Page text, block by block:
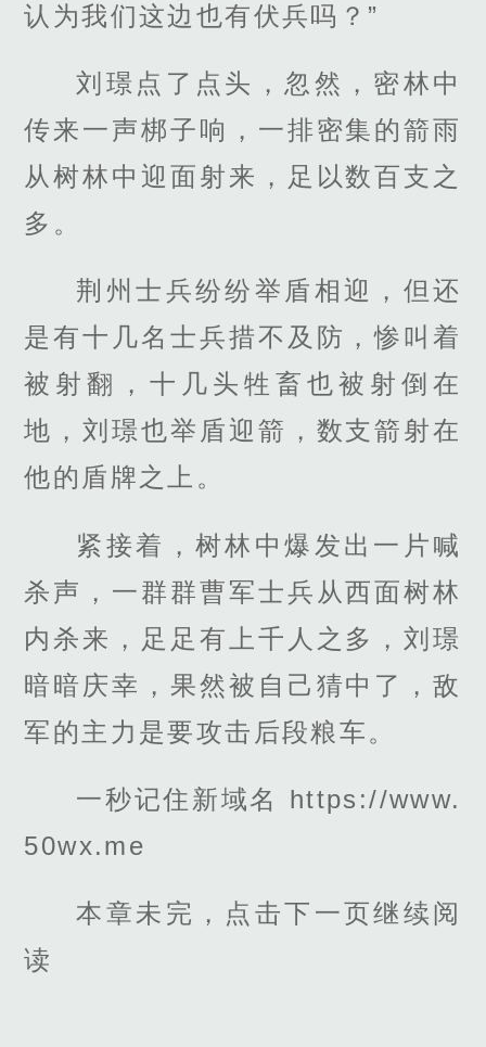
认为我们这边也有伏兵吗？”
刘璟点了点头，忽然，密林中
传来一声梆子响，一排密集的箭雨
从树林中迎面射来，足以数百支之
多。
荆州士兵纷纷举盾相迎，但还
是有十几名士兵措不及防，惨叫着
被射翻，十几头牲畜也被射倒在
地，刘璟也举盾迎箭，数支箭射在
他的盾牌之上。
紧接着，树林中爆发出一片喊
杀声，一群群曹军士兵从西面树林
内杀来，足足有上千人之多，刘璟
暗暗庆幸，果然被自己猜中了，敌
军的主力是要攻击后段粮车。
一秒记住新域名 https://www.
50wx.me
本章未完，点击下一页继续阅
读